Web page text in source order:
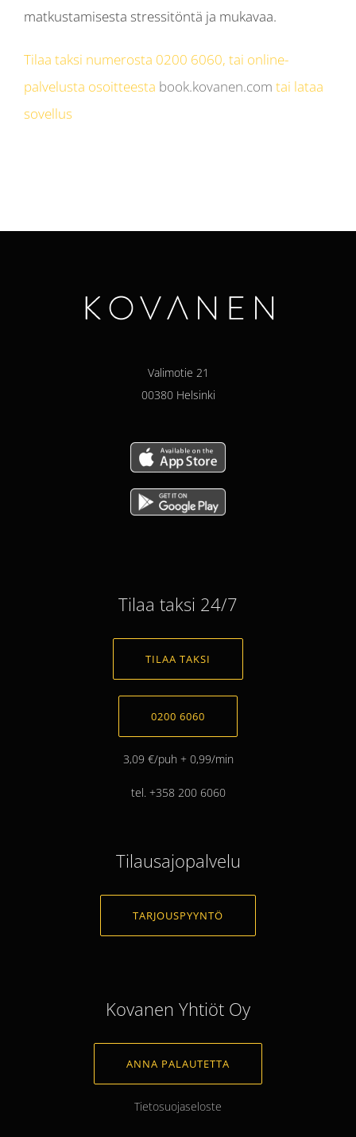
matkustamisesta stressitöntä ja mukavaa.
Tilaa taksi numerosta 0200 6060, tai online-
palvelusta osoitteesta book.kovanen.com tai lataa
sovellus
Valimotie 21
00380 Helsinki
Tilaa taksi 24/7
TILAA TAKSI
0200 6060
3,09 €/puh + 0,99/min
tel. +358 200 6060
Tilausajopalvelu
TARJOUSPYYNTÖ
Kovanen Yhtiöt Oy
ANNA PALAUTETTA
Tietosuojaseloste